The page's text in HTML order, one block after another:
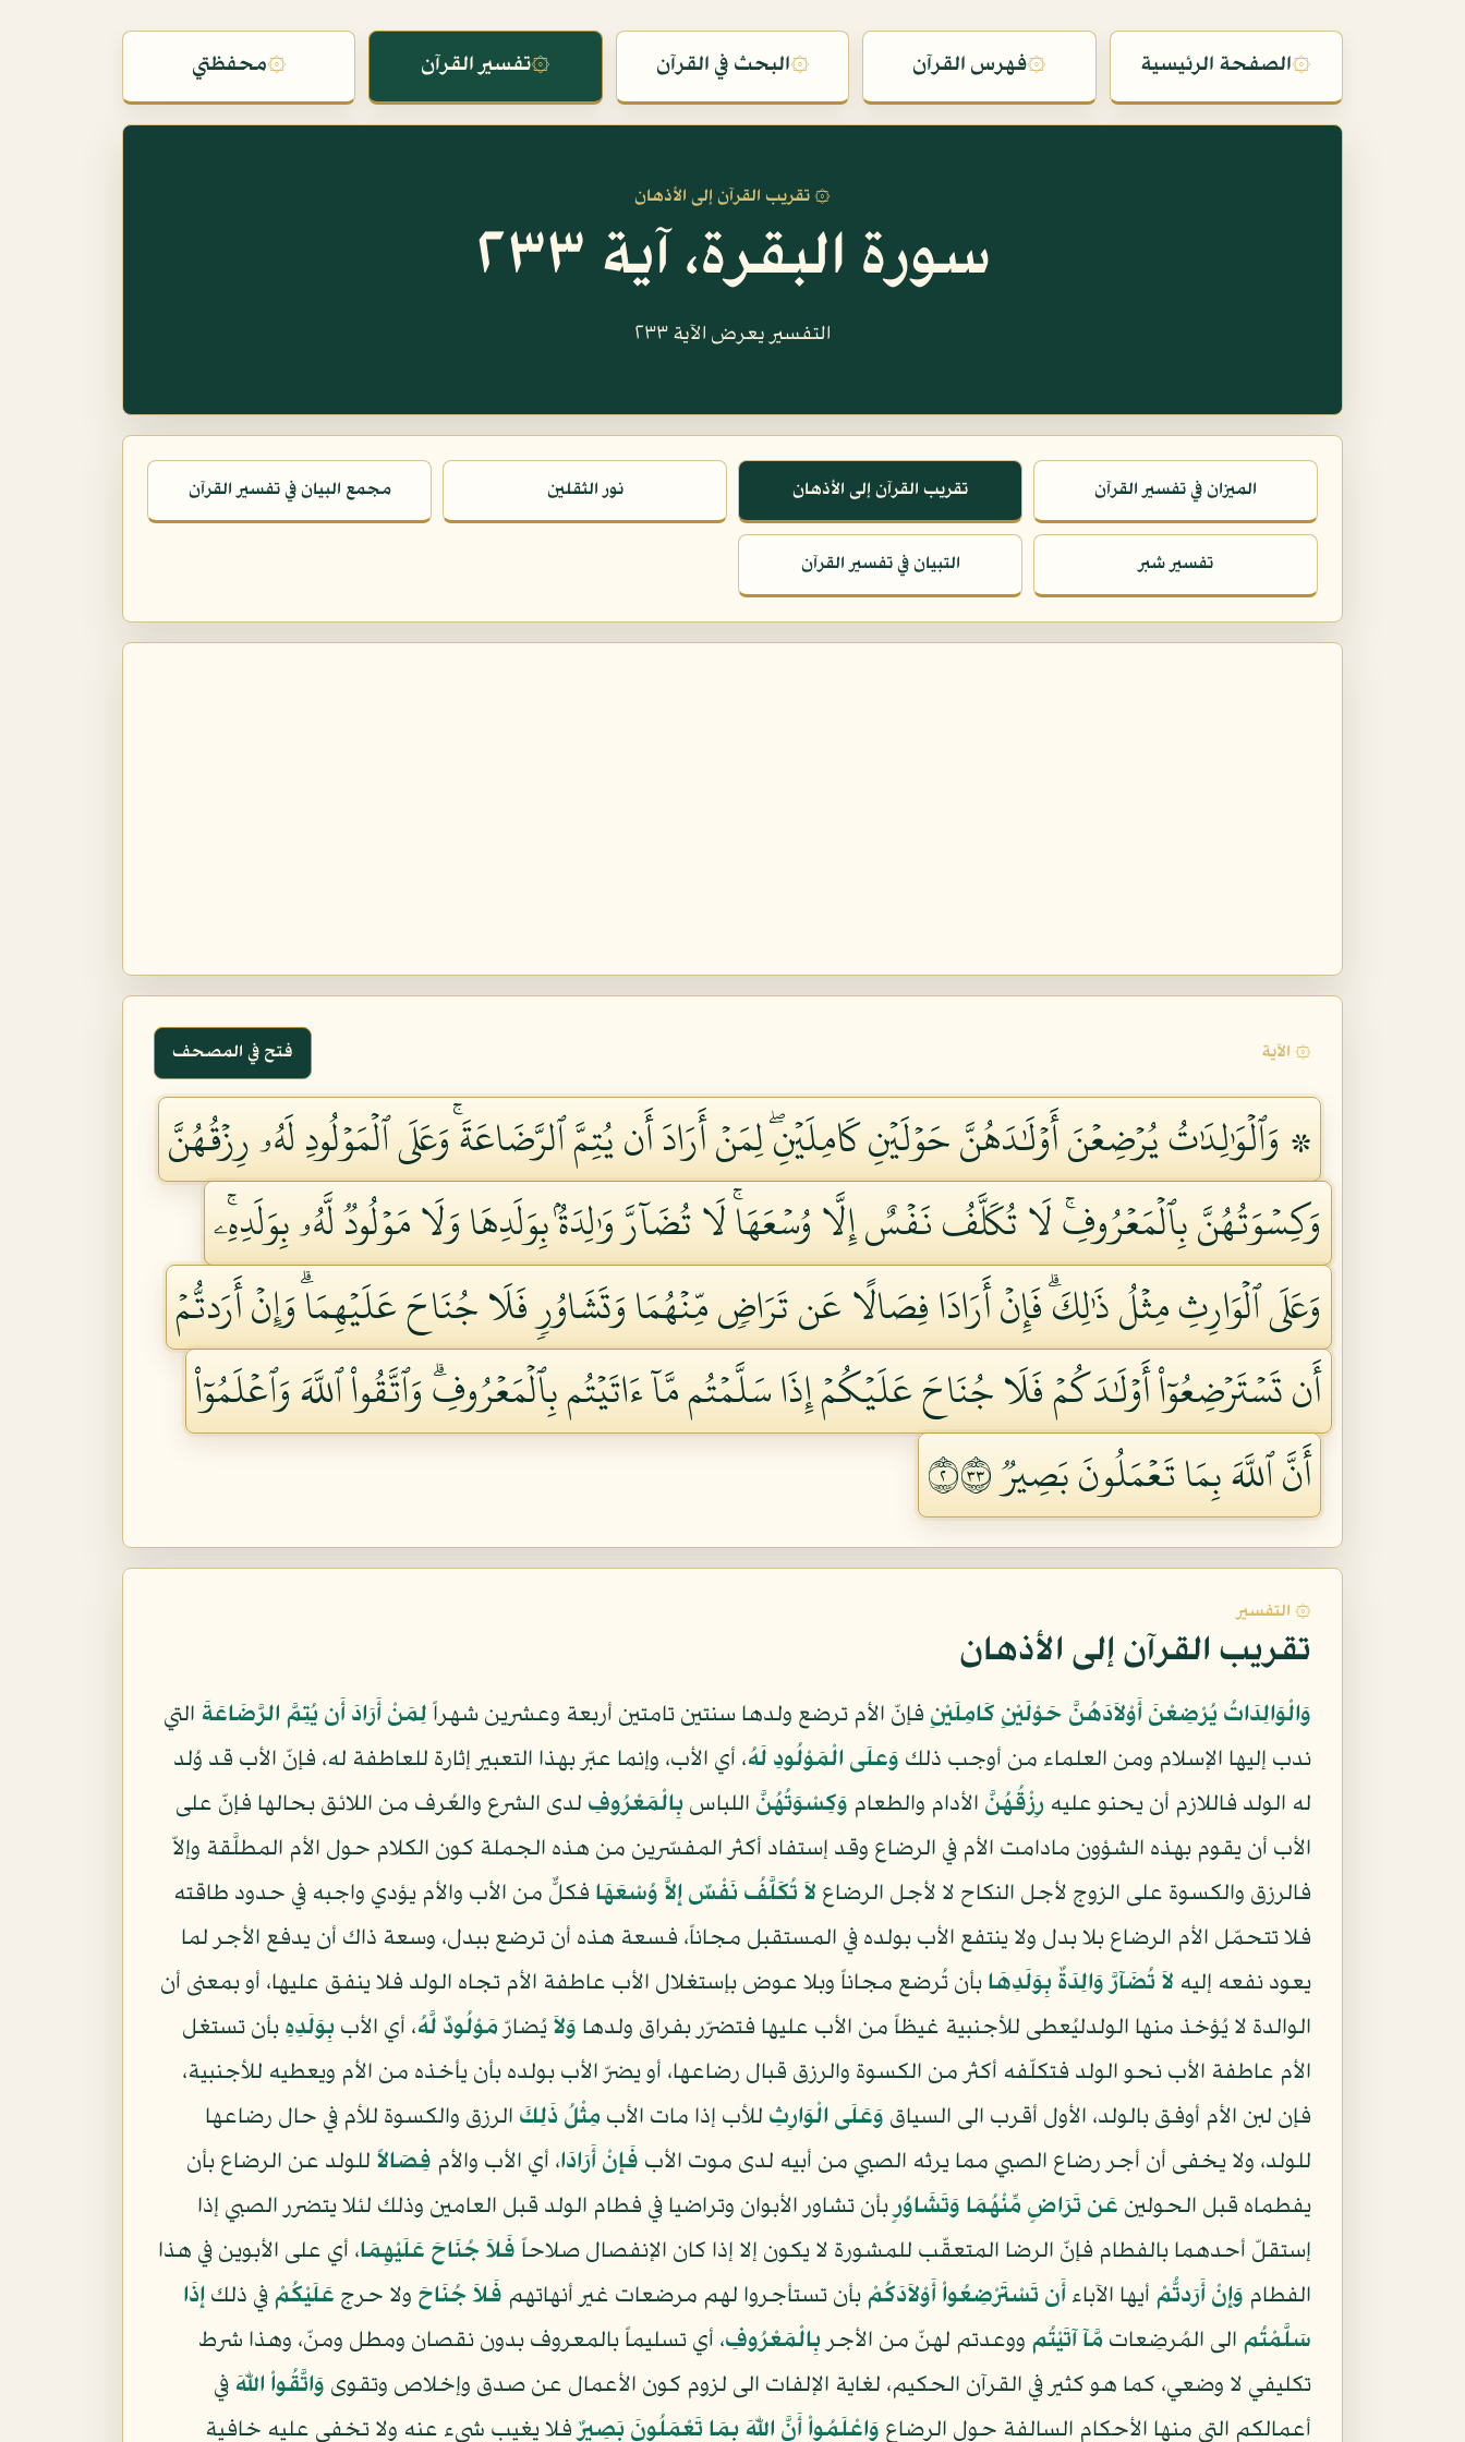
۞الصفحة الرئيسية ۞فهرس القرآن ۞البحث في القرآن ۞تفسير القرآن ۞محفظتي
۞ تقريب القرآن إلى الأذهان
سورة البقرة، آية ٢٣٣
التفسير يعرض الآية ٢٣٣
الميزان في تفسير القرآن تقريب القرآن إلى الأذهان نور الثقلين مجمع البيان في تفسير القرآن
تفسير شبر التبيان في تفسير القرآن
۞ الآية فتح في المصحف
۞ وَٱلۡوَٰلِدَٰتُ يُرۡضِعۡنَ أَوۡلَٰدَهُنَّ حَوۡلَيۡنِ كَامِلَيۡنِۖ لِمَنۡ أَرَادَ أَن يُتِمَّ ٱلرَّضَاعَةَۚ وَعَلَى ٱلۡمَوۡلُودِ لَهُۥ رِزۡقُهُنَّ
وَكِسۡوَتُهُنَّ بِٱلۡمَعۡرُوفِۚ لَا تُكَلَّفُ نَفۡسٌ إِلَّا وُسۡعَهَاۚ لَا تُضَآرَّ وَٰلِدَةُۢ بِوَلَدِهَا وَلَا مَوۡلُودٞ لَّهُۥ بِوَلَدِهِۦۚ
وَعَلَى ٱلۡوَارِثِ مِثۡلُ ذَٰلِكَۗ فَإِنۡ أَرَادَا فِصَالًا عَن تَرَاضٖ مِّنۡهُمَا وَتَشَاوُرٖ فَلَا جُنَاحَ عَلَيۡهِمَاۗ وَإِنۡ أَرَدتُّمۡ
أَن تَسۡتَرۡضِعُوٓاْ أَوۡلَٰدَكُمۡ فَلَا جُنَاحَ عَلَيۡكُمۡ إِذَا سَلَّمۡتُم مَّآ ءَاتَيۡتُم بِٱلۡمَعۡرُوفِۗ وَٱتَّقُواْ ٱللَّهَ وَٱعۡلَمُوٓاْ
أَنَّ ٱللَّهَ بِمَا تَعۡمَلُونَ بَصِيرٞ ٢٣٣
۞ التفسير
تقريب القرآن إلى الأذهان
وَالْوَالِدَاتُ يُرْضِعْنَ أَوْلاَدَهُنَّ حَوْلَيْنِ كَامِلَيْنِ فإنّ الأم ترضع ولدها سنتين تامتين أربعة وعشرين شهراً لِمَنْ أَرَادَ أَن يُتِمَّ الرَّضَاعَةَ التي
ندب إليها الإسلام ومن العلماء من أوجب ذلك وَعلَى الْمَوْلُودِ لَهُ، أي الأب، وإنما عبّر بهذا التعبير إثارة للعاطفة له، فإنّ الأب قد وُلد
له الولد فاللازم أن يحنو عليه رِزْقُهُنَّ الأدام والطعام وَكِسْوَتُهُنَّ اللباس بِالْمَعْرُوفِ لدى الشرع والعُرف من اللائق بحالها فإنّ على
الأب أن يقوم بهذه الشؤون مادامت الأم في الرضاع وقد إستفاد أكثر المفسّرين من هذه الجملة كون الكلام حول الأم المطلَّقة وإلاّ
فالرزق والكسوة على الزوج لأجل النكاح لا لأجل الرضاع لاَ تُكَلَّفُ نَفْسٌ إِلاَّ وُسْعَهَا فكلٌّ من الأب والأم يؤدي واجبه في حدود طاقته
فلا تتحمّل الأم الرضاع بلا بدل ولا ينتفع الأب بولده في المستقبل مجاناً، فسعة هذه أن ترضع ببدل، وسعة ذاك أن يدفع الأجر لما
يعود نفعه إليه لاَ تُضَآرَّ وَالِدَةٌ بِوَلَدِهَا بأن تُرضع مجاناً وبلا عوض بإستغلال الأب عاطفة الأم تجاه الولد فلا ينفق عليها، أو بمعنى أن
الوالدة لا يُؤخذ منها الولدليُعطى للأجنبية غيظاً من الأب عليها فتضرّر بفراق ولدها وَلاَ يُضارّمَوْلُودٌ لَّهُ، أي الأب بِوَلَدِهِ بأن تستغل
الأم عاطفة الأب نحو الولد فتكلّفه أكثر من الكسوة والرزق قبال رضاعها، أو يضرّ الأب بولده بأن يأخذه من الأم ويعطيه للأجنبية،
فإن لبن الأم أوفق بالولد، الأول أقرب الى السياق وَعَلَى الْوَارِثِ للأب إذا مات الأب مِثْلُ ذَلِكَ الرزق والكسوة للأم في حال رضاعها
للولد، ولا يخفى أن أجر رضاع الصبي مما يرثه الصبي من أبيه لدى موت الأب فَإِنْ أَرَادَا، أي الأب والأم فِصَالاً للولد عن الرضاع بأن
يفطماه قبل الحولين عَن تَرَاضٍ مِّنْهُمَا وَتَشَاوُرٍبأن تشاور الأبوان وتراضيا في فطام الولد قبل العامين وذلك لئلا يتضرر الصبي إذا
إستقلّ أحدهما بالفطام فإنّ الرضا المتعقّب للمشورة لا يكون إلا إذا كان الإنفصال صلاحاً فَلاَ جُنَاحَ عَلَيْهِمَا، أي على الأبوين في هذا
الفطام وَإِنْ أَرَدتُّمْ أيها الآباء أَن تَسْتَرْضِعُواْ أَوْلاَدَكُمْ بأن تستأجروا لهم مرضعات غير أنهاتهم فَلاَ جُنَاحَ ولا حرج عَلَيْكُمْ في ذلك إِذَا
سَلَّمْتُم الى المُرضِعات مَّآ آتَيْتُم ووعدتم لهنّ من الأجربِالْمَعْرُوفِ، أي تسليماً بالمعروف بدون نقصان ومطل ومنّ، وهذا شرط
تكليفي لا وضعي، كما هو كثير في القرآن الحكيم، لغاية الإلفات الى لزوم كون الأعمال عن صدق وإخلاص وتقوى وَاتَّقُواْ اللّهَ في
أعمالكم التي منها الأحكام السالفة حول الرضاع وَاعْلَمُواْ أَنَّ اللّهَ بِمَا تَعْمَلُونَ بَصِيرٌفلا يغيب شيء عنه ولا تخفى عليه خافية